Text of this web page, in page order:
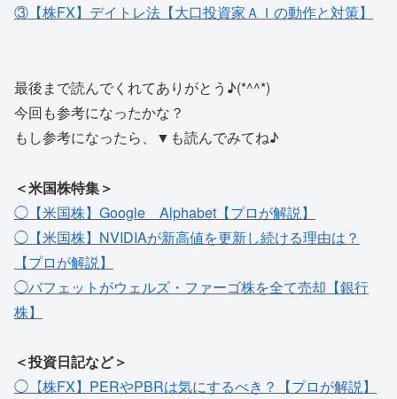
③【株FX】デイトレ法【大口投資家ＡＩの動作と対策】
最後まで読んでくれてありがとう♪(*^^*)
今回も参考になったかな？
もし参考になったら、▼も読んでみてね♪
＜米国株特集＞
◯【米国株】Google＿Alphabet【プロが解説】
◯【米国株】NVIDIAが新高値を更新し続ける理由は？
【プロが解説】
◯バフェットがウェルズ・ファーゴ株を全て売却【銀行
株】
＜投資日記など＞
◯【株FX】PERやPBRは気にするべき？【プロが解説】